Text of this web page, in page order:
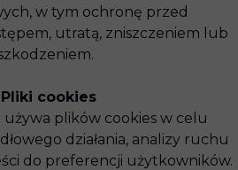
w tym ochronę przed
utratą, zniszczeniem lub
Pliki cookies
plików cookies w celu
działania, analizy ruchu
do preferencji użytkowników.